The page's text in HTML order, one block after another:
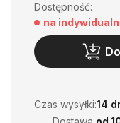
Dostępność:
na
Czas wysyłki:14